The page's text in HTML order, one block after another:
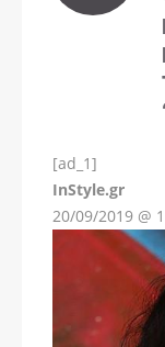
[ad_1]
InStyle.gr
20/09/2019 @